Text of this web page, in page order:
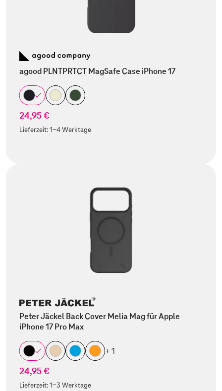
agood PLNTPRTCT MagSafe Case iPhone 17
24,95 €
Lieferzeit:1-4 Werktage
Peter Jäckel Back Cover Melia Mag für Apple
iPhone 17 Pro Max
+ 1
24,95 €
Lieferzeit:1-3 Werktage